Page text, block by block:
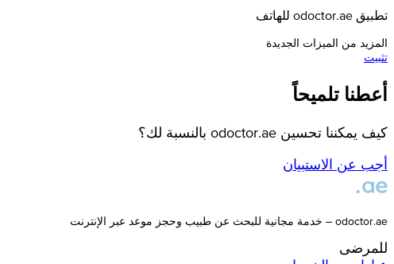
تطبيق odoctor.ae للهاتف
المزيد من الميزات الجديدة
تثبيت
أعطنا تلميحاً
كيف يمكننا تحسين odoctor.ae بالنسبة لك؟
أجب عن الاستبيان
odoctor.ae – خدمة مجانية للبحث عن طبيب وحجز موعد عبر الإنترنت
للمرضى